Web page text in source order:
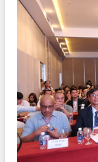
HỆ THỐNG VĂN BẢN
VĂN BẢN HĐND TỈNH
ĐIỂM TIN VĂN BẢN
QUY HOẠCH - KẾ HOẠCH